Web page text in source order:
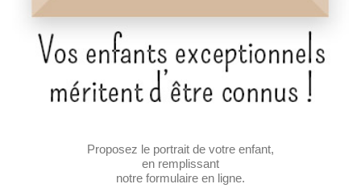
Proposez le portrait de votre enfant,
en remplissant
notre formulaire en ligne.